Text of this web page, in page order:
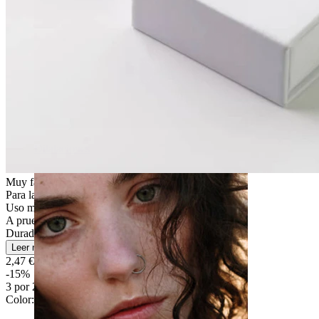
Muy fácil
Para la mayoría de tipos de piel
Uso moderado
A prueba de salpicaduras
Duradera
Leer más
2,47 € 2,90 €
-15%
3 por 2
Color: